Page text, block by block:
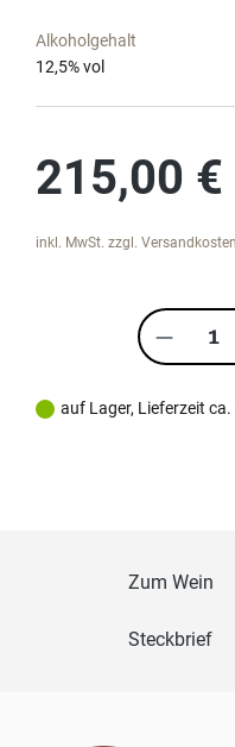
Alkoholgehalt
12,5% vol
215,00 €
inkl. MwSt. zzgl. Versandkosten
Produkt
auf Lager, Lieferzeit
Zum Wein
Steckbrief